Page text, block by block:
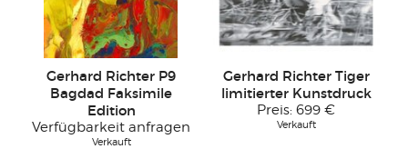
Gerhard Richter P9
Bagdad Faksimile
Edition
Verfügbarkeit anfragen
Verkauft
Gerhard Richter Tiger
limitierter Kunstdruck
Preis: 699 €
Verkauft